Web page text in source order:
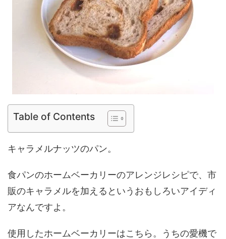
Table of Contents
キャラメルナッツのパン。
食パンのホームベーカリーのアレンジレシピで、市
販のキャラメルを加えるというおもしろいアイディ
アなんですよ。
使用したホームベーカリーはこちら。うちの愛機で